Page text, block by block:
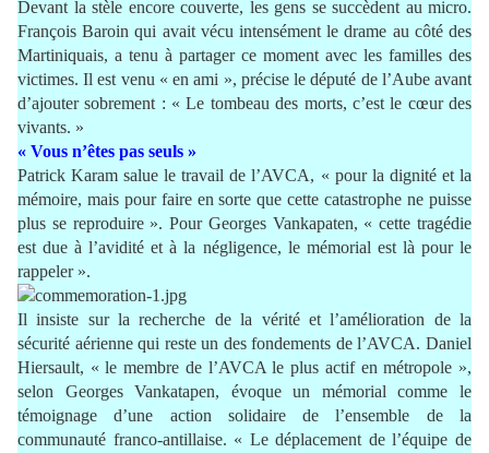
Devant la stèle encore couverte, les gens se succèdent au micro.
François Baroin qui avait vécu intensément le drame au côté des
Martiniquais, a tenu à partager ce moment avec les familles des
victimes. Il est venu « en ami », précise le député de l’Aube avant
d’ajouter sobrement : « Le tombeau des morts, c’est le cœur des
vivants. »
« Vous n’êtes pas seuls »
Patrick Karam salue le travail de l’AVCA, « pour la dignité et la
mémoire, mais pour faire en sorte que cette catastrophe ne puisse
plus se reproduire ». Pour Georges Vankapaten, « cette tragédie
est due à l’avidité et à la négligence, le mémorial est là pour le
rappeler ».
Il insiste sur la recherche de la vérité et l’amélioration de la
sécurité aérienne qui reste un des fondements de l’AVCA. Daniel
Hiersault, « le membre de l’AVCA le plus actif en métropole »,
selon Georges Vankatapen, évoque un mémorial comme le
témoignage d’une action solidaire de l’ensemble de la
communauté franco-antillaise. « Le déplacement de l’équipe de